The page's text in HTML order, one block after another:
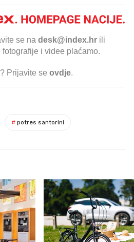
se na desk@index.hr ili
fotografije i videe plaćamo.
Prijavite se ovdje.
# potres santorini